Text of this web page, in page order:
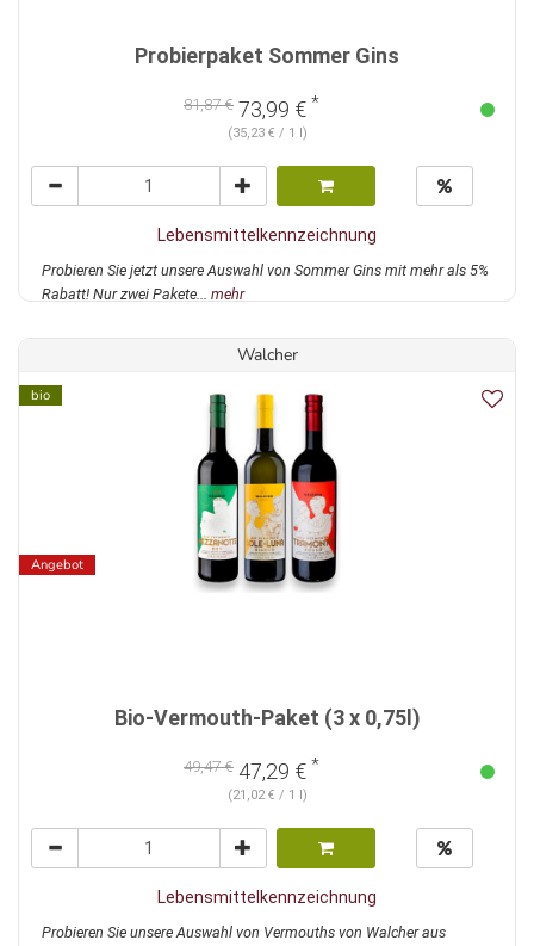
Probierpaket Sommer Gins
81,87 € 73,99 € *
(35,23 € / 1 l)
Lebensmittelkennzeichnung
Probieren Sie jetzt unsere Auswahl von Sommer Gins mit mehr als 5%
Rabatt! Nur zwei Pakete... mehr
Walcher
bio
Angebot
Bio-Vermouth-Paket (3 x 0,75l)
49,47 € 47,29 € *
(21,02 € / 1 l)
Lebensmittelkennzeichnung
Probieren Sie unsere Auswahl von Vermouths von Walcher aus